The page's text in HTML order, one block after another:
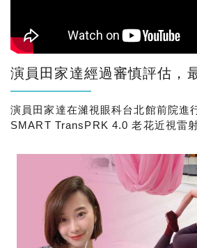
演員田家達經過審慎評估，最後也選擇濰視眼科，
演員田家達在濰視眼科台北館前院進
SMART TransPRK 4.0 老花近視雷